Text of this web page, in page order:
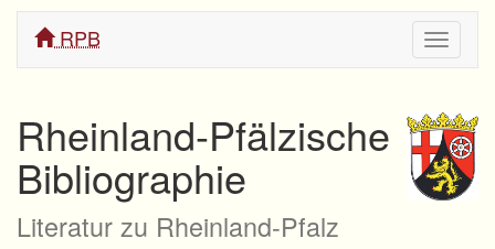
ein/
RPB
Rheinland-Pfälzische
Bibliographie
Literatur zu Rheinland-Pfalz